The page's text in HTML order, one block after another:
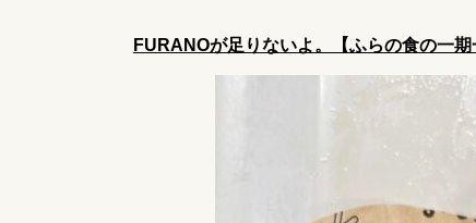
FURANOが足りないよ。【ふらの食の一